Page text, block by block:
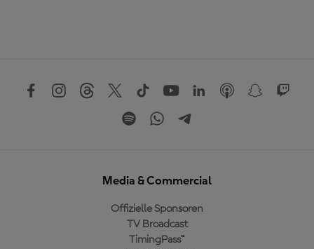
Media & Commercial
Offizielle Sponsoren
TV Broadcast
TimingPass™